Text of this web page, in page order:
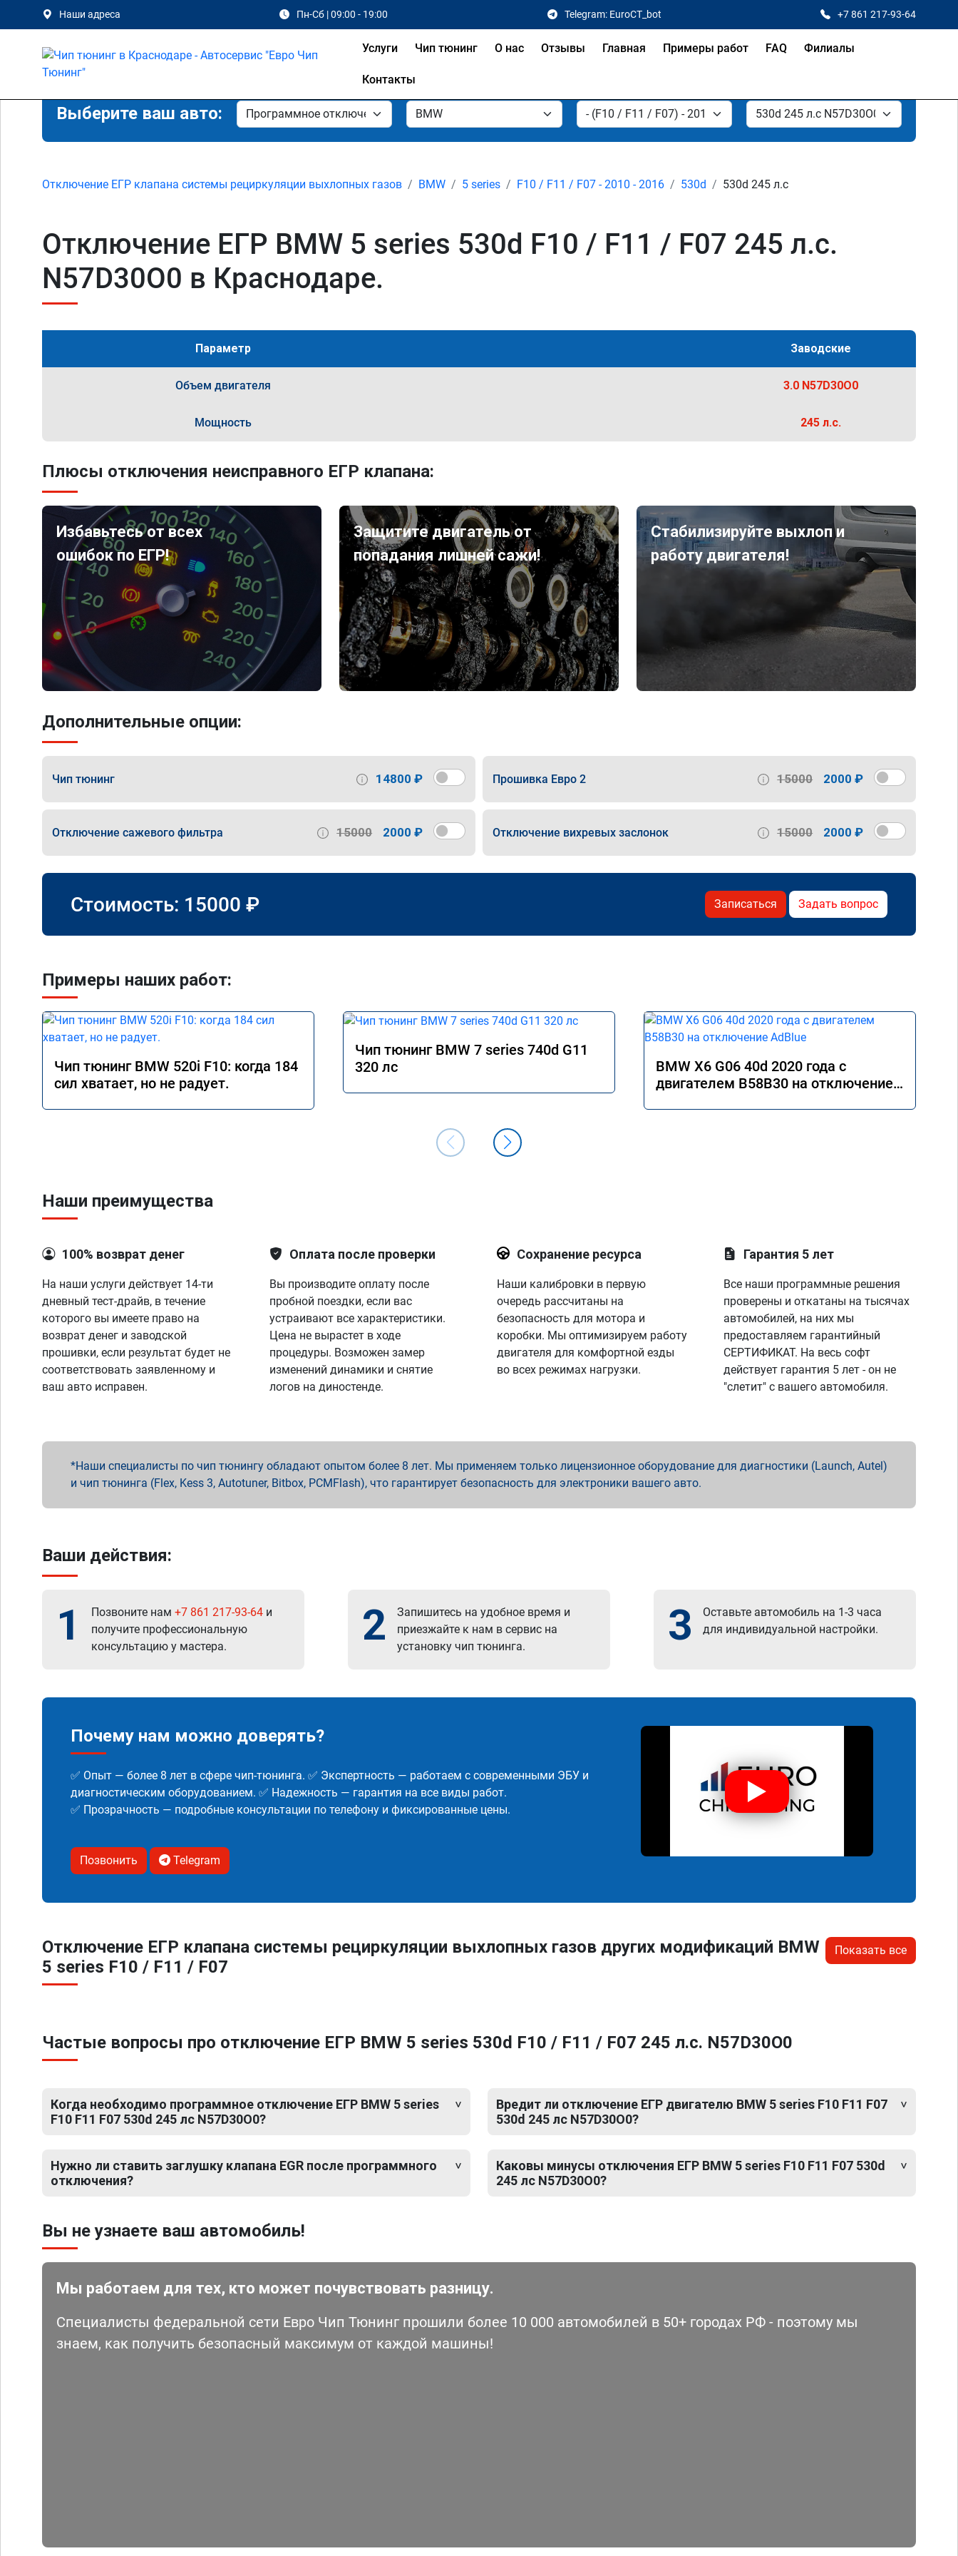
Наши адреса Пн-Сб | 09:00 - 19:00 Telegram: EuroCT_bot +7 861 217-93-64
Услуги Чип тюнинг О нас Отзывы Главная Примеры работ FAQ Филиалы
Контакты
Выберите ваш авто:
Отключение ЕГР клапана системы рециркуляции выхлопных газов BMW 5 series F10 / F11 / F07 - 2010 - 2016 530d 530d 245 л.с
Отключение ЕГР BMW 5 series 530d F10 / F11 / F07 245 л.с.
N57D30O0 в Краснодаре.
Параметр Заводские
Объем двигателя 3.0 N57D30O0
Мощность 245 л.с.
Плюсы отключения неисправного ЕГР клапана:
Избавьтесь от всех
ошибок по ЕГР!
Защитите двигатель от
попадания лишней сажи!
Стабилизируйте выхлоп и
работу двигателя!
Дополнительные опции:
Чип тюнинг 14800 ₽ Прошивка Евро 2 15000 2000 ₽
Отключение сажевого фильтра 15000 2000 ₽ Отключение вихревых заслонок 15000 2000 ₽
Стоимость: 15000 ₽ Записаться Задать вопрос
Примеры наших работ:
Чип тюнинг BMW 520i F10: когда 184
сил хватает, но не радует.
Чип тюнинг BMW 7 series 740d G11
320 лс
BMW X6 G06 40d 2020 года с
двигателем B58B30 на отключение
Наши преимущества
100% возврат денег
На наши услуги действует 14-ти
дневный тест-драйв, в течение
которого вы имеете право на
возврат денег и заводской
прошивки, если результат будет не
соответствовать заявленному и
ваш авто исправен.
Оплата после проверки
Вы производите оплату после
пробной поездки, если вас
устраивают все характеристики.
Цена не вырастет в ходе
процедуры. Возможен замер
изменений динамики и снятие
логов на диностенде.
Сохранение ресурса
Наши калибровки в первую
очередь рассчитаны на
безопасность для мотора и
коробки. Мы оптимизируем работу
двигателя для комфортной езды
во всех режимах нагрузки.
Гарантия 5 лет
Все наши программные решения
проверены и откатаны на тысячах
автомобилей, на них мы
предоставляем гарантийный
СЕРТИФИКАТ. На весь софт
действует гарантия 5 лет - он не
"слетит" с вашего автомобиля.
Наши специалисты по чип тюнингу обладают опытом более 8 лет. Мы применяем только лицензионное оборудование для диагностики (Launch, Autel)
и чип тюнинга (Flex, Kess 3, Autotuner, Bitbox, PCMFlash), что гарантирует безопасность для электроники вашего авто.
Ваши действия:
1 Позвоните нам +7 861 217-93-64 и
получите профессиональную
консультацию у мастера.
2
Запишитесь на удобное время и
приезжайте к нам в сервис на
установку чип тюнинга.
3
Оставьте автомобиль на 1-3 часа
для индивидуальной настройки.
Почему нам можно доверять?
✅ Опыт — более 8 лет в сфере чип-тюнинга. ✅ Экспертность — работаем с современными ЭБУ и
диагностическим оборудованием. ✅ Надежность — гарантия на все виды работ.
✅ Прозрачность — подробные консультации по телефону и фиксированные цены.
Позвонить Telegram
Отключение ЕГР клапана системы рециркуляции выхлопных газов других модификаций BMW
5 series F10 / F11 / F07
Показать все
Частые вопросы про отключение ЕГР BMW 5 series 530d F10 / F11 / F07 245 л.с. N57D30O0
Когда необходимо программное отключение ЕГР BMW 5 series
F10 F11 F07 530d 245 лс N57D30O0?
Нужно ли ставить заглушку клапана EGR после программного
отключения?
Вредит ли отключение ЕГР двигателю BMW 5 series F10 F11 F07
530d 245 лс N57D30O0?
Каковы минусы отключения ЕГР BMW 5 series F10 F11 F07 530d
245 лс N57D30O0?
Вы не узнаете ваш автомобиль!
Мы работаем для тех, кто может почувствовать разницу.
Специалисты федеральной сети Евро Чип Тюнинг прошили более 10 000 автомобилей в 50+ городах РФ - поэтому мы
знаем, как получить безопасный максимум от каждой машины!